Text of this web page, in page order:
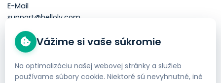
E-Mail
support@helloly.com
Dobré vedieť
Kúpiť doménu
Objednať Webhosting
Vážime si vaše súkromie
Na optimalizáciu našej webovej stránky a služieb
používame súbory cookie. Niektoré sú nevyhnutné, iné